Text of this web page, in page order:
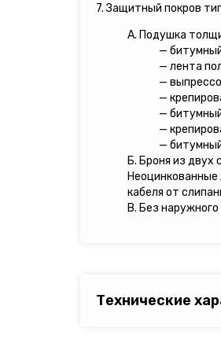
7. Защитный покров
А. Подушка
—
— лента
—
—
—
—
—
Б. Броня из
кабеля от
В. Без наружного
Технические